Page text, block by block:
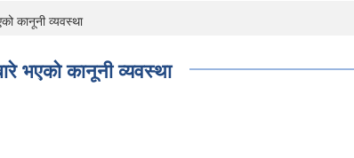
कानूनी व्यवस्था
भएको कानूनी व्यवस्था